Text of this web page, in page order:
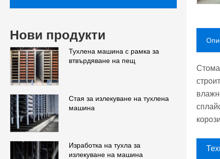
Нови продукти
Тухлена машина с рамка за
втвърдяване на пещ
Стая за излекуване на тухлена
машина
Изработка на тухла за
излекуване на машина